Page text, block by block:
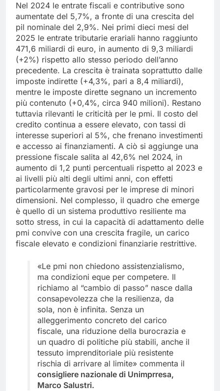
Nel 2024 le entrate fiscali e contributive sono
aumentate del 5,7%, a fronte di una crescita del
pil nominale del 2,9%. Nei primi dieci mesi del
2025 le entrate tributarie erariali hanno raggiunto
471,6 miliardi di euro, in aumento di 9,3 miliardi
(+2%) rispetto allo stesso periodo dell’anno
precedente. La crescita è trainata soprattutto dalle
imposte indirette (+4,3%, pari a 8,4 miliardi),
mentre le imposte dirette segnano un incremento
più contenuto (+0,4%, circa 940 milioni). Restano
tuttavia rilevanti le criticità per le pmi. Il costo del
credito continua a essere elevato, con tassi di
interesse superiori al 5%, che frenano investimenti
e accesso ai finanziamenti. A ciò si aggiunge una
pressione fiscale salita al 42,6% nel 2024, in
aumento di 1,2 punti percentuali rispetto al 2023 e
ai livelli più alti degli ultimi anni, con effetti
particolarmente gravosi per le imprese di minori
dimensioni. Nel complesso, il quadro che emerge
è quello di un sistema produttivo resiliente ma
sotto stress, in cui la capacità di adattamento delle
pmi convive con una crescita fragile, un carico
fiscale elevato e condizioni finanziarie restrittive.
«Le pmi non chiedono assistenzialismo,
ma condizioni eque per competere. Il
richiamo al “cambio di passo” nasce dalla
consapevolezza che la resilienza, da
sola, non è infinita. Senza un
alleggerimento concreto del carico
fiscale, una riduzione della burocrazia e
un quadro di politiche più stabili, anche il
tessuto imprenditoriale più resistente
rischia di arrivare al limite» commenta il
consigliere nazionale di Unimprresa,
Marco Salustri.